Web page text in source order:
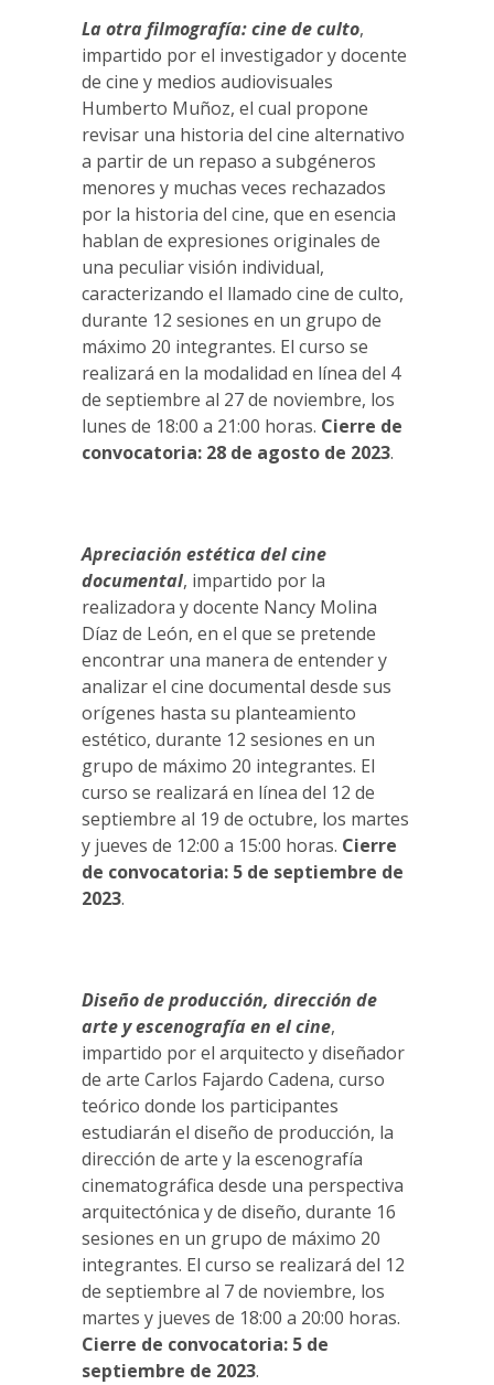
La otra filmografía: cine de culto,
impartido por el investigador y docente
de cine y medios audiovisuales
Humberto Muñoz, el cual propone
revisar una historia del cine alternativo
a partir de un repaso a subgéneros
menores y muchas veces rechazados
por la historia del cine, que en esencia
hablan de expresiones originales de
una peculiar visión individual,
caracterizando el llamado cine de culto,
durante 12 sesiones en un grupo de
máximo 20 integrantes. El curso se
realizará en la modalidad en línea del 4
de septiembre al 27 de noviembre, los
lunes de 18:00 a 21:00 horas. Cierre de
convocatoria: 28 de agosto de 2023.
Apreciación estética del cine
documental, impartido por la
realizadora y docente Nancy Molina
Díaz de León, en el que se pretende
encontrar una manera de entender y
analizar el cine documental desde sus
orígenes hasta su planteamiento
estético, durante 12 sesiones en un
grupo de máximo 20 integrantes. El
curso se realizará en línea del 12 de
septiembre al 19 de octubre, los martes
y jueves de 12:00 a 15:00 horas. Cierre
de convocatoria: 5 de septiembre de
2023.
Diseño de producción, dirección de
arte y escenografía en el cine,
impartido por el arquitecto y diseñador
de arte Carlos Fajardo Cadena, curso
teórico donde los participantes
estudiarán el diseño de producción, la
dirección de arte y la escenografía
cinematográfica desde una perspectiva
arquitectónica y de diseño, durante 16
sesiones en un grupo de máximo 20
integrantes. El curso se realizará del 12
de septiembre al 7 de noviembre, los
martes y jueves de 18:00 a 20:00 horas.
Cierre de convocatoria: 5 de
septiembre de 2023.